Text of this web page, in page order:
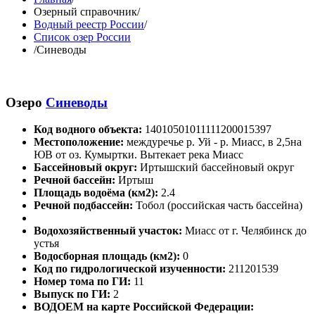
Озерный справочник/
Водный реестр России/
Список озер России
/Синеводы
Озеро Синеводы
Код водного объекта: 14010501011111200015397
Местоположение: междуречье р. Уй - р. Миасс, в 2,5на
ЮВ от оз. Кумыртки. Вытекает река Миасс
Бассейновый округ: Иртышский бассейновый округ
Речной бассейн: Иртыш
Площадь водоёма (км2): 2.4
Речной подбассейн: Тобол (российская часть бассейна)
Водохозяйственный участок: Миасс от г. Челябинск до
устья
Водосборная площадь (км2): 0
Код по гидрологической изученности: 211201539
Номер тома по ГИ: 11
Выпуск по ГИ: 2
ВОДОЕМ на карте Российской Федерации: